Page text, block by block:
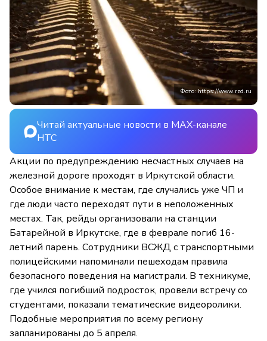
Фото: https://www.rzd.ru
Читай актуальные новости в MAX-канале
НТС
Акции по предупреждению несчастных случаев на
железной дороге проходят в Иркутской области.
Особое внимание к местам, где случались уже ЧП и
где люди часто переходят пути в неположенных
местах. Так, рейды организовали на станции
Батарейной в Иркутске, где в феврале погиб 16-
летний парень. Сотрудники ВСЖД с транспортными
полицейскими напоминали пешеходам правила
безопасного поведения на магистрали. В техникуме,
где учился погибший подросток, провели встречу со
студентами, показали тематические видеоролики.
Подобные мероприятия по всему региону
запланированы до 5 апреля.